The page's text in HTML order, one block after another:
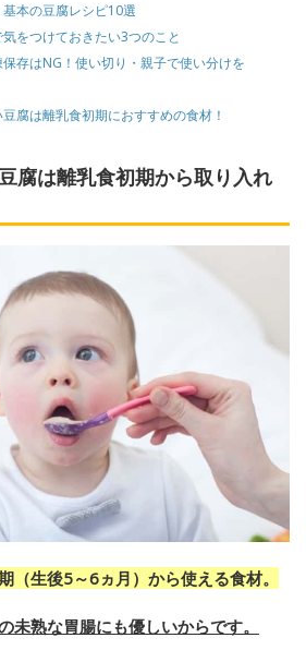
本の豆腐レシピ10選
をつけておきたい3つのこと
存はNG！使い切り・親子で使い分けを
腐は離乳食初期におすすめの食材！
腐は離乳食初期から取り入れ
（生後5～6ヵ月）から使える食材。
未熟な胃腸にも優しいからです。